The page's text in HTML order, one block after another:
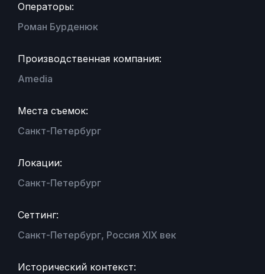
Операторы:
Роман Бурденюк
Производственная компания:
Amedia
Места съемок:
Санкт-Петербург
Локации:
Санкт-Петербург
Сеттинг:
Санкт-Петербург, Россия XIX век
Исторический контекст: